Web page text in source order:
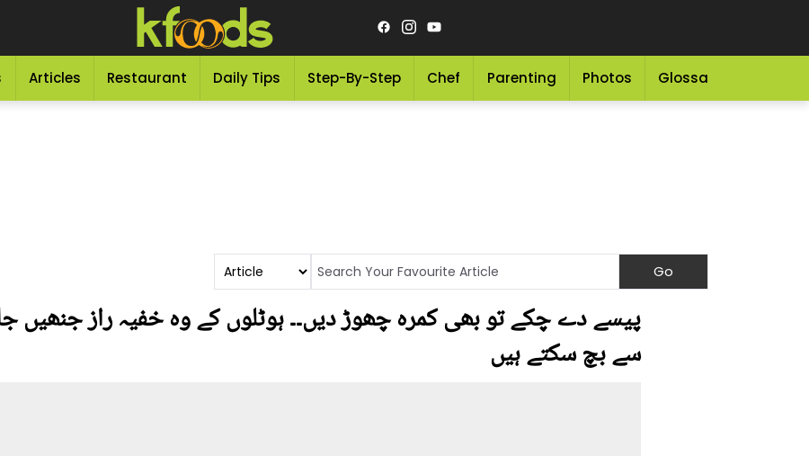
Articles Restaurant Daily Tips Step-By-Step Chef Parenting Photos Glossary
پیسے دے چکے تو بھی کمرہ چھوڑ دیں۔۔ ہوٹلوں کے وہ خفیہ راز
سے بچ سکتے ہیں